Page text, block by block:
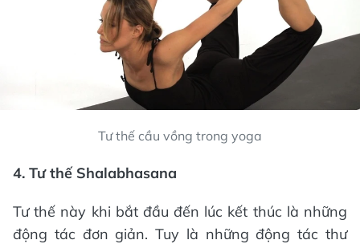
Tư thế cầu vồng trong yoga
4. Tư thế Shalabhasana
Tư thế này khi bắt đầu đến lúc kết thúc là những
động tác đơn giản. Tuy là những động tác thư